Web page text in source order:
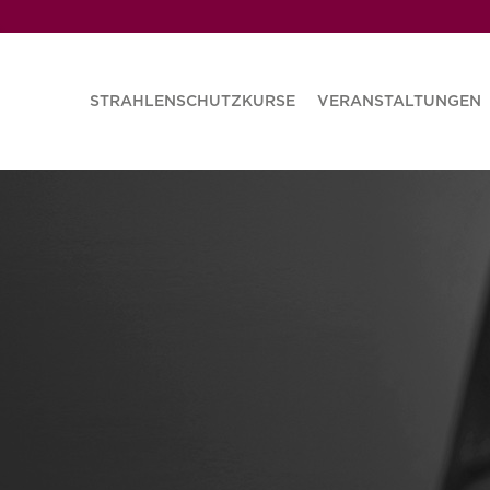
STRAHLENSCHUTZKURSE VERANSTALTUNGEN